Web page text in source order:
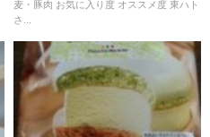
麦・豚肉 お気に入り度 オススメ度 東ハト
さ...